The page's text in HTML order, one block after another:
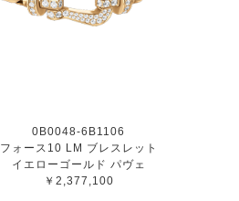
0B0048-6B1106
フォース10 LM ブレスレット
イエローゴールド パヴェ
￥2,377,100